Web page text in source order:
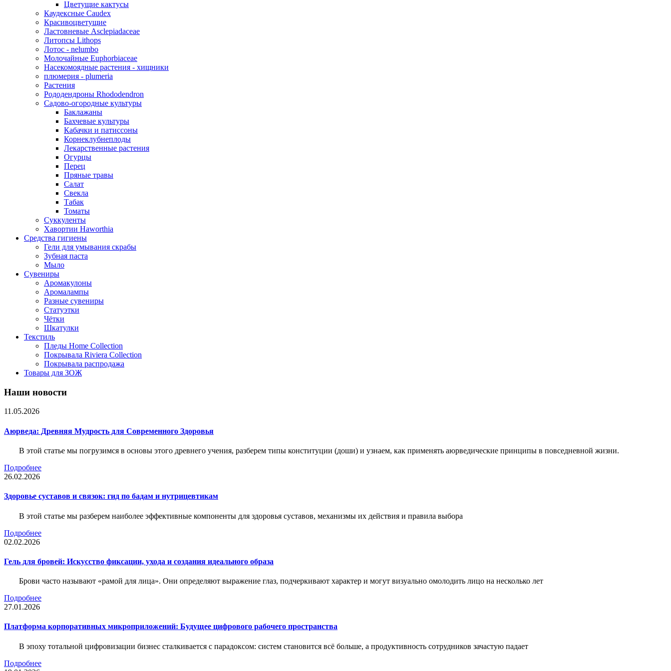
Цветущие кактусы
Каудексные Caudex
Красивоцветущие
Ластовневые Asclepiadaceae
Литопсы Lithops
Лотос - nelumbo
Молочайные Euphorbiaceae
Насекомоядные растения - хищники
плюмерия - plumeria
Растения
Рододендроны Rhododendron
Садово-огородные культуры
Баклажаны
Бахчевые культуры
Кабачки и патиссоны
Корнеклубнеплоды
Лекарственные растения
Огурцы
Перец
Пряные травы
Салат
Свекла
Табак
Томаты
Суккуленты
Хавортии Haworthia
Средства гигиены
Гели для умывания скрабы
Зубная паста
Мыло
Сувениры
Аромакулоны
Аромалампы
Разные сувениры
Статуэтки
Чётки
Шкатулки
Текстиль
Пледы Home Collection
Покрывала Riviera Collection
Покрывала распродажа
Товары для ЗОЖ
Наши новости
11.05.2026
Аюрведа: Древняя Мудрость для Современного Здоровья
В этой статье мы погрузимся в основы этого древнего учения, разберем типы конституции (доши) и узнаем, как применять аюрведические принципы в повседневной жизни.
Подробнее
26.02.2026
Здоровье суставов и связок: гид по бадам и нутрицевтикам
В этой статье мы разберем наиболее эффективные компоненты для здоровья суставов, механизмы их действия и правила выбора
Подробнее
02.02.2026
Гель для бровей: Искусство фиксации, ухода и создания идеального образа
Брови часто называют «рамой для лица». Они определяют выражение глаз, подчеркивают характер и могут визуально омолодить лицо на несколько лет
Подробнее
27.01.2026
Платформа корпоративных микроприложений: Будущее цифрового рабочего пространства
В эпоху тотальной цифровизации бизнес сталкивается с парадоксом: систем становится всё больше, а продуктивность сотрудников зачастую падает
Подробнее